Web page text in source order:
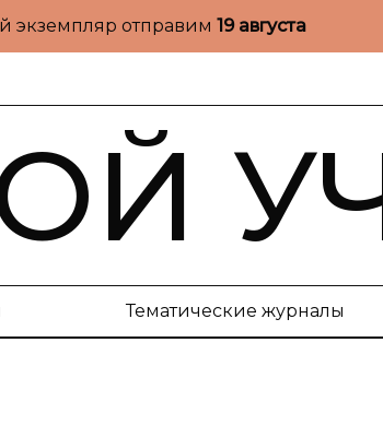
экземпляр отправим 19 августа
Тематические журналы